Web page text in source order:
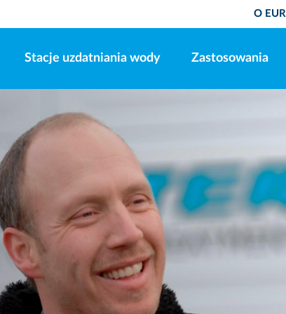
O
Stacje uzdatniania wody Zastosowania